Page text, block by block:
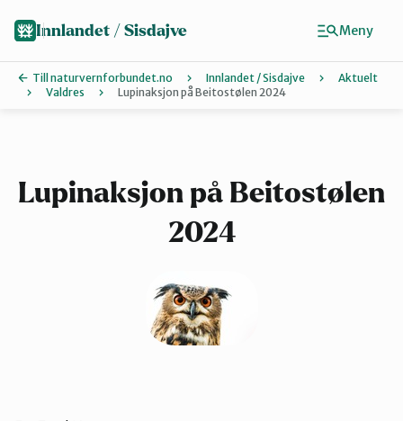
Gjøvik, Toten og Land
Innlandet / Sisdajve
Till naturvernforbundet.no Innlandet / Sisdajve
Aktuelt
Valdres
Lupinaksjon på Beitostølen 2024
Lupinaksjon på Beitostølen
2024